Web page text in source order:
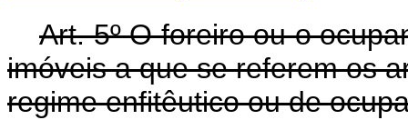
Art. 5º O foreiro ou o
imóveis a que se referem os
regime enfitêutico ou de